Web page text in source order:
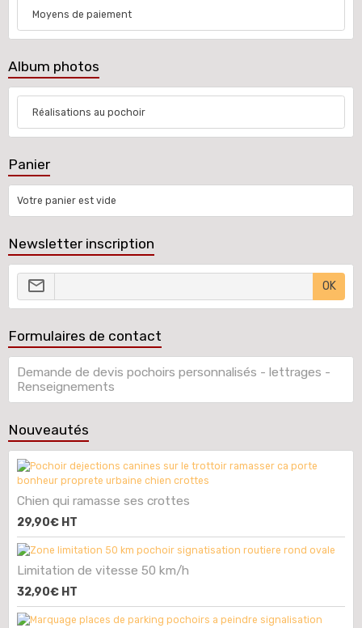
Moyens de paiement
Album photos
Réalisations au pochoir
Panier
Votre panier est vide
Newsletter inscription
OK
Formulaires de contact
Demande de devis pochoirs personnalisés - lettrages -
Renseignements
Nouveautés
Chien qui ramasse ses crottes
29,90€ HT
Limitation de vitesse 50 km/h
32,90€ HT